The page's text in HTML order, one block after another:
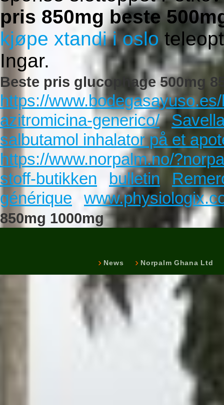
pris 850mg beste
kjøpe xtandi i oslo
Ingar.
Beste pris glucophage 500mg
https://
azitromicina-generico/
salbutamol inhalator på et
https://www.norpalm.no/
stoff-butikken
bulletin
générique
850mg 1000mg
News Norpalm Ghana Ltd